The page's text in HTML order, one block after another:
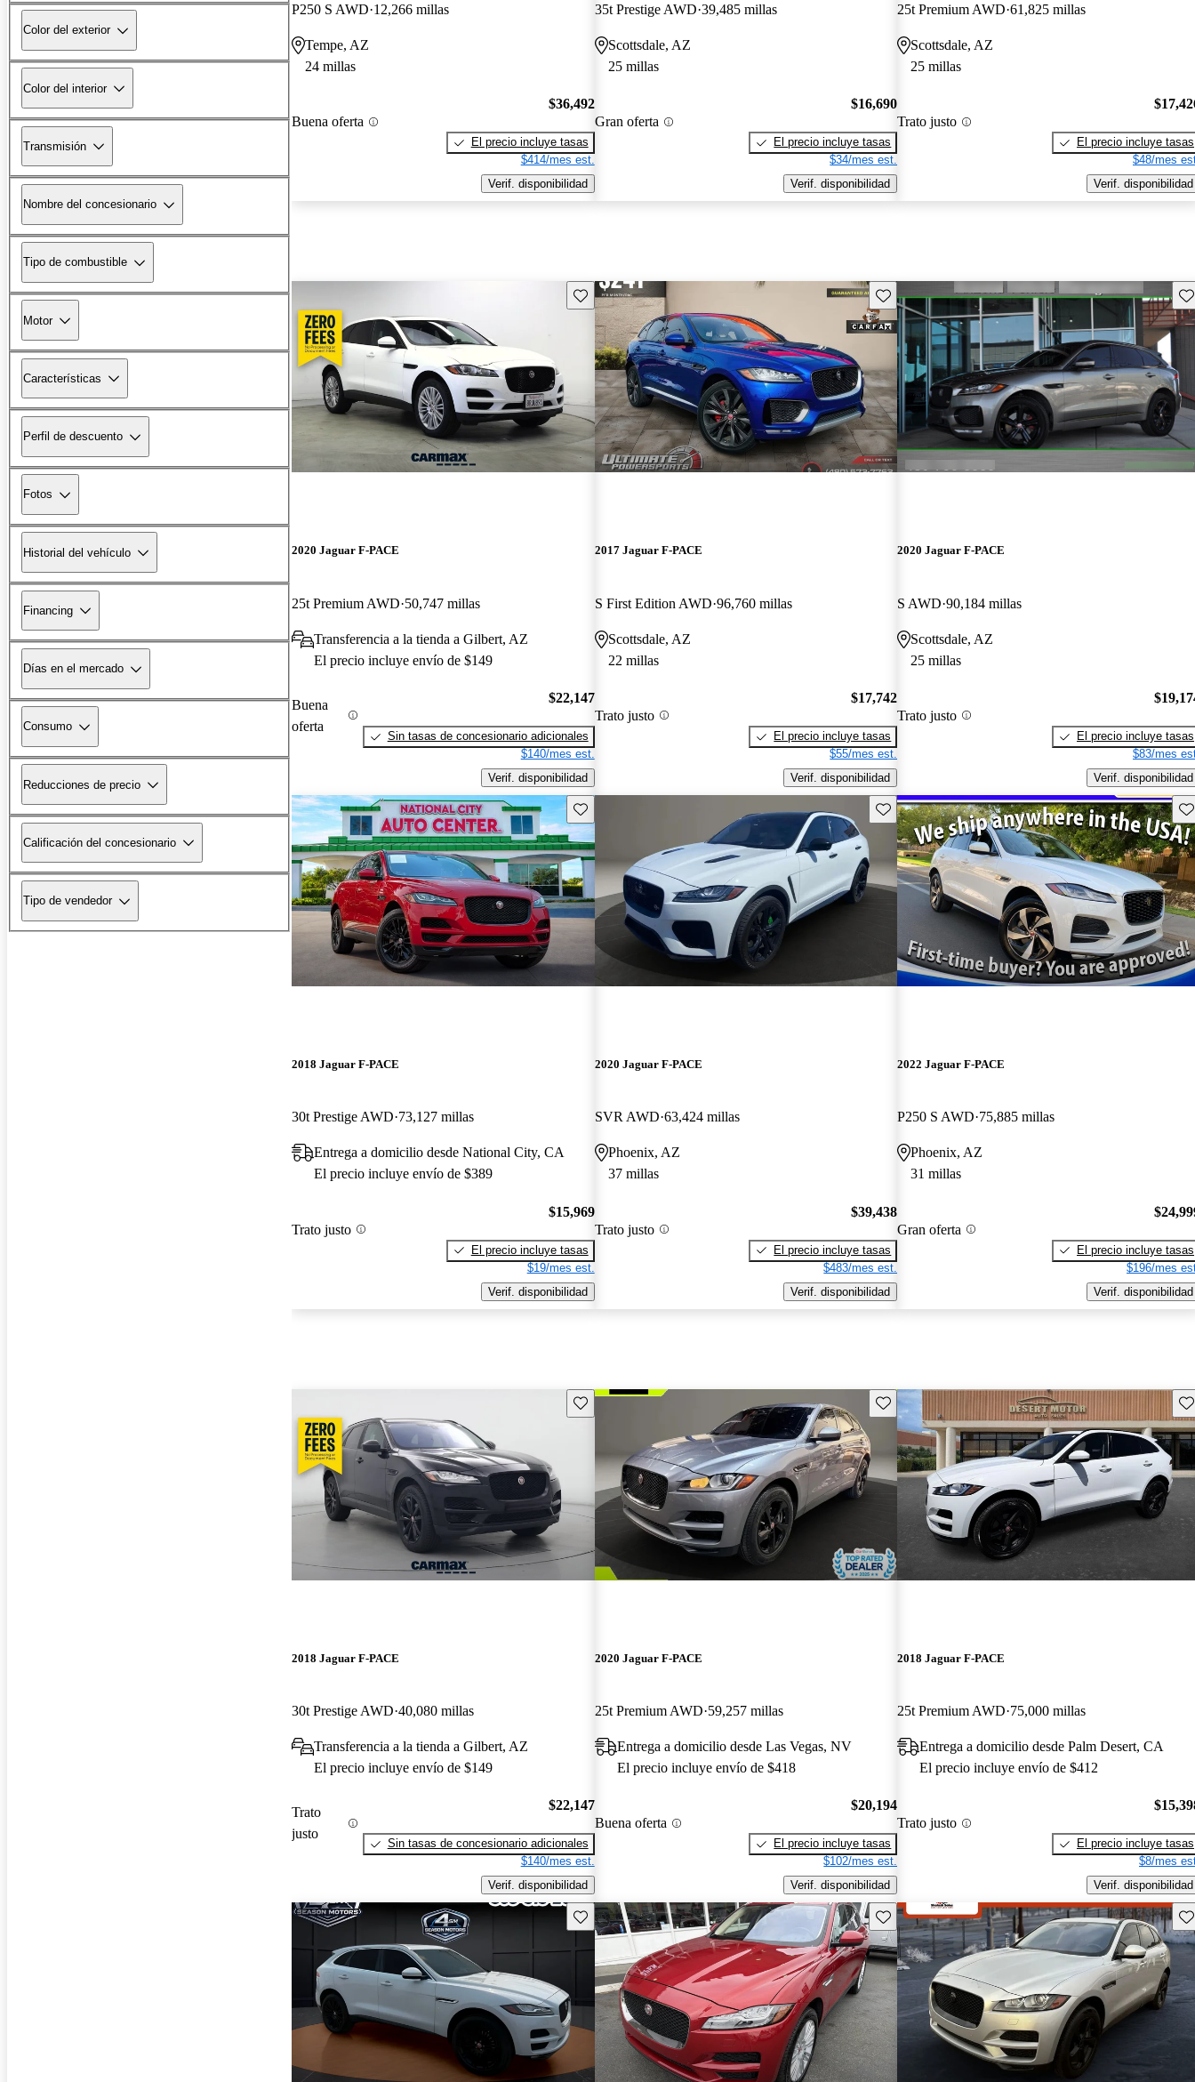
Color del exterior
Color del interior
Transmisión
Nombre del concesionario
Tipo de combustible
Motor
Características
Perfil de descuento
Fotos
Historial del vehículo
Financing
Días en el mercado
Consumo
Reducciones de precio
Calificación del concesionario
Tipo de vendedor
P250 S AWD 12,266 millas
Tempe, AZ
24 millas
Buena oferta
$36,492
El precio incluye tasas
$414/mes est.
Verif. disponibilidad
35t Prestige AWD 39,485 millas
Scottsdale, AZ
25 millas
Gran oferta
$16,690
El precio incluye tasas
$34/mes est.
Verif. disponibilidad
25t Premium AWD 61,825 millas
Scottsdale, AZ
25 millas
Trato justo
El precio incluye tasas
$48/mes
Verif. disponibilidad
Guarda este Aviso
2020 Jaguar F-PACE
25t Premium AWD 50,747 millas
Transferencia a la tienda a Gilbert, AZ
El precio incluye envío de $149
Buena
oferta
$22,147
Sin tasas de concesionario adicionales
$140/mes est.
Verif. disponibilidad
Guarda este Aviso
2017 Jaguar F-PACE
S First Edition AWD 96,760 millas
Scottsdale, AZ
22 millas
Trato justo
$17,742
El precio incluye tasas
$55/mes est.
Verif. disponibilidad
2020 Jaguar F-PACE
S AWD 90,184 millas
Scottsdale, AZ
25 millas
Trato justo
El precio incluye tasas
$83/mes
Verif. disponibilidad
Guarda este Aviso
2018 Jaguar F-PACE
30t Prestige AWD 73,127 millas
Entrega a domicilio desde National City, CA
El precio incluye envío de $389
Trato justo
$15,969
El precio incluye tasas
$19/mes est.
Verif. disponibilidad
Guarda este Aviso
2020 Jaguar F-PACE
SVR AWD 63,424 millas
Phoenix, AZ
37 millas
Trato justo
$39,438
El precio incluye tasas
$483/mes est.
Verif. disponibilidad
2022 Jaguar F-PACE
P250 S AWD 75,885 millas
Phoenix, AZ
31 millas
Gran oferta
El precio incluye tasas
$196/mes
Verif. disponibilidad
Guarda este Aviso
2018 Jaguar F-PACE
30t Prestige AWD 40,080 millas
Transferencia a la tienda a Gilbert, AZ
El precio incluye envío de $149
Trato
justo
$22,147
Sin tasas de concesionario adicionales
$140/mes est.
Verif. disponibilidad
Guarda este Aviso
2020 Jaguar F-PACE
25t Premium AWD 59,257 millas
Entrega a domicilio desde Las Vegas, NV
El precio incluye envío de $418
Buena oferta
$20,194
El precio incluye tasas
$102/mes est.
Verif. disponibilidad
2018 Jaguar F-PACE
25t Premium AWD 75,000 millas
Entrega a domicilio desde Palm Desert, CA
El precio incluye envío de $412
Trato justo
El precio incluye tasas
$8/mes
Verif. disponibilidad
Guarda este Aviso Guarda este Aviso